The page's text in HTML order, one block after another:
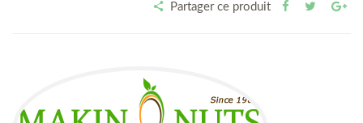
Partager ce produit